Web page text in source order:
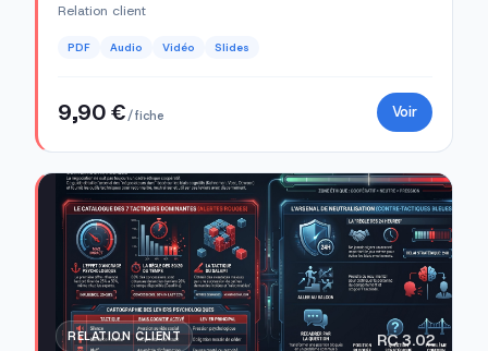
Relation client
PDF Audio Vidéo Slides
9,90 €/ fiche Voir
RELATION CLIENT RC 3.02